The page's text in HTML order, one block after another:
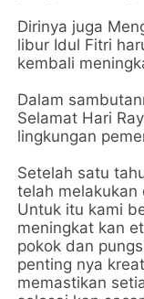
Dirinya juga
libur Idul Fitri
kembali
Dalam
Selamat Hari
lingkungan
Setelah satu
telah melakukan
Untuk itu kami
meningkat kan
pokok dan
penting nya
memastikan